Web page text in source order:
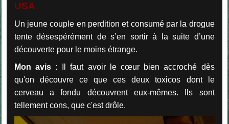
USA
Un jeune couple en perdition et consumé par la drogue
tente désespérément de s’en sortir à la suite d’une
découverte pour le moins étrange.
Mon avis : Il faut avoir le cœur bien accroché dès
qu'on découvre ce que ces deux toxicos dont le
cerveau a fondu découvrent eux-mêmes. Ils sont
tellement cons, que c'est drôle.